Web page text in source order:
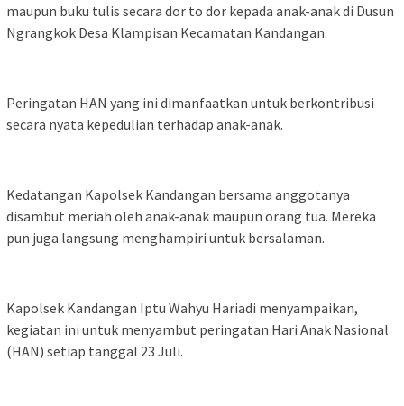
maupun buku tulis secara dor to dor kepada anak-anak di Dusun
Ngrangkok Desa Klampisan Kecamatan Kandangan.
Peringatan HAN yang ini dimanfaatkan untuk berkontribusi
secara nyata kepedulian terhadap anak-anak.
Kedatangan Kapolsek Kandangan bersama anggotanya
disambut meriah oleh anak-anak maupun orang tua. Mereka
pun juga langsung menghampiri untuk bersalaman.
Kapolsek Kandangan Iptu Wahyu Hariadi menyampaikan,
kegiatan ini untuk menyambut peringatan Hari Anak Nasional
(HAN) setiap tanggal 23 Juli.